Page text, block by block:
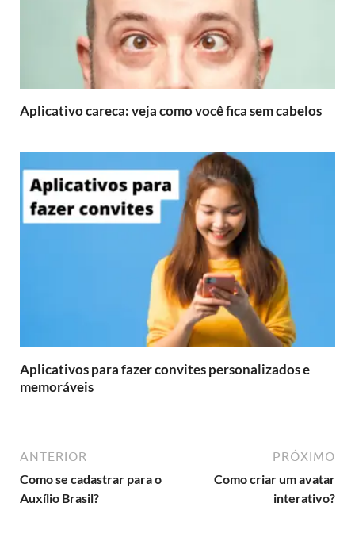
Aplicativo careca: veja como você fica sem cabelos
Aplicativos para fazer convites personalizados e
memoráveis
ANTERIOR
Como se cadastrar para o
Auxílio Brasil?
PRÓXIMO
Como criar um avatar
interativo?